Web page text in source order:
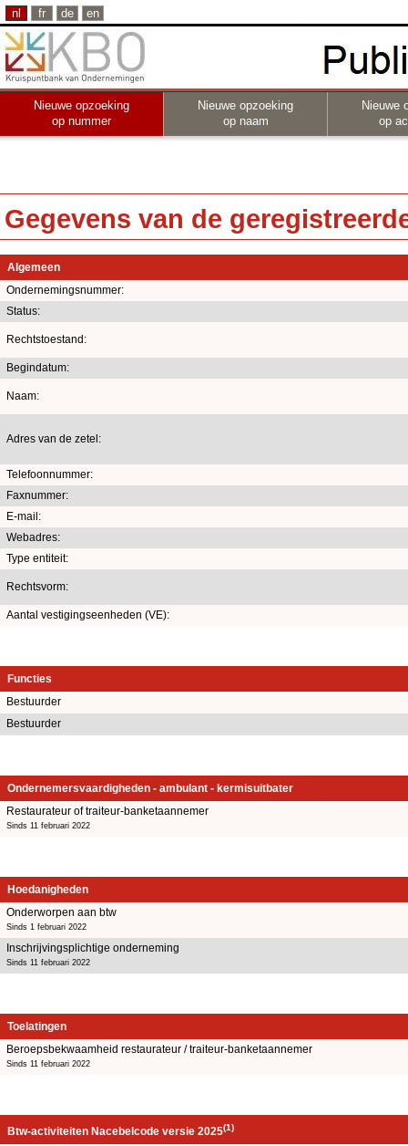
nl fr de en
Nieuwe opzoeking
op nummer
Nieuwe opzoeking
op naam
Nieuwe
op
Gegevens van de
Algemeen
Ondernemingsnummer:
Status:
Rechtstoestand:
Begindatum:
Naam:
Adres van de zetel:
Telefoonnummer:
Faxnummer:
E-mail:
Webadres:
Type entiteit:
Rechtsvorm:
Aantal vestigingseenheden (VE):
Functies
Bestuurder
Bestuurder
Ondernemersvaardigheden - ambulant - kermisuitbater
Restaurateur of traiteur-banketaannemer
Sinds 11 februari 2022
Hoedanigheden
Onderworpen aan btw
Sinds 1 februari 2022
Inschrijvingsplichtige onderneming
Sinds 11 februari 2022
Toelatingen
Beroepsbekwaamheid restaurateur / traiteur-banketaannemer
Sinds 11 februari 2022
Btw-activiteiten Nacebelcode versie 2025(1)